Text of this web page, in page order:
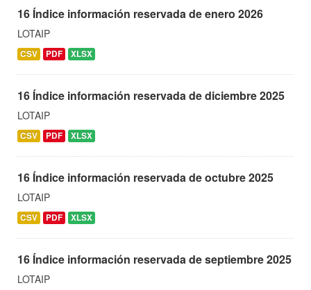
16 Índice información reservada de enero 2026
LOTAIP
CSV PDF XLSX
16 Índice información reservada de diciembre 2025
LOTAIP
CSV PDF XLSX
16 Índice información reservada de octubre 2025
LOTAIP
CSV PDF XLSX
16 Índice información reservada de septiembre 2025
LOTAIP